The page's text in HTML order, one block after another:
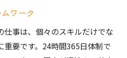
談窓口
地域に貢献！埼玉県の緊急駆
詳細
ワーク
仕事は、個々のスキルだけでな
重要です。24時間365日体制で